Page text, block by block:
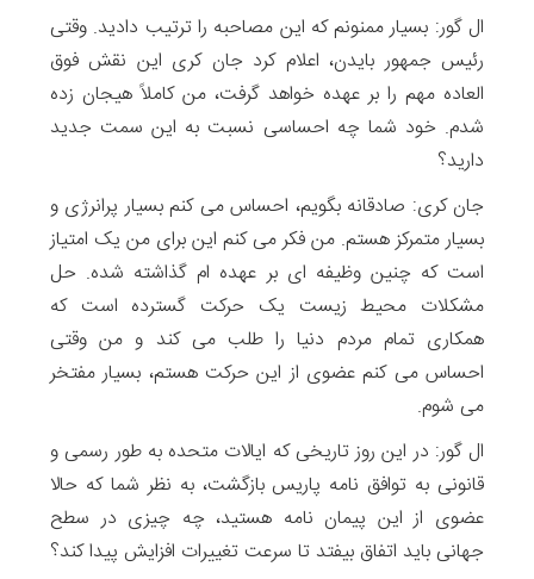
ال گور: بسیار ممنونم که این مصاحبه را ترتیب دادید. وقتی
رئیس جمهور بایدن، اعلام کرد جان کری این نقش فوق
العاده مهم را بر عهده خواهد گرفت، من کاملاً هیجان زده
شدم. خود شما چه احساسی نسبت به این سمت جدید
دارید؟
جان کری: صادقانه بگویم، احساس می کنم بسیار پرانرژی و
بسیار متمرکز هستم. من فکر می کنم این برای من یک امتیاز
است که چنین وظیفه ای بر عهده ام گذاشته شده. حل
مشکلات محیط زیست یک حرکت گسترده است که
همکاری تمام مردم دنیا را طلب می کند و من وقتی
احساس می کنم عضوی از این حرکت هستم، بسیار مفتخر
می شوم.
ال گور: در این روز تاریخی که ایالات متحده به طور رسمی و
قانونی به توافق نامه پاریس بازگشت، به نظر شما که حالا
عضوی از این پیمان نامه هستید، چه چیزی در سطح
جهانی باید اتفاق بیفتد تا سرعت تغییرات افزایش پیدا کند؟